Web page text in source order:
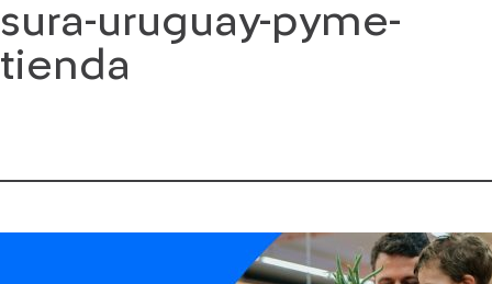
Saltar
al
contenido
sura-uruguay-pyme-
tienda